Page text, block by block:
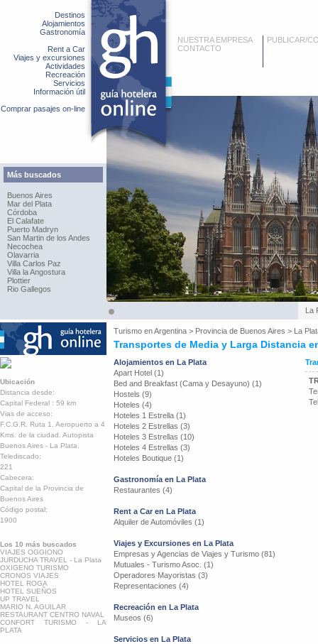
Destinos
Alojamientos
Gastronomía
Rent a Car
Viajes y excursiones
Actividades
Recreación
Servicios
Información útil
Comprar pasajes on-line
Más buscados
Buenos Aires
Mar del Plata
Córdoba
El Calafate
Puerto Madryn
San Martin de los Andes
Necochea
Olavarria
Villa Carlos Paz
Villa la Angostura
Plottier
Rio Gallegos
NUESTRA EMPRESA
CONTACTO
PUBLICAR/
La
Turismo enArgentina > Provincia de Buenos Aires > La
Transportes de Media y Larga Distancia
Ubicación
Distancia desde:
Capital Federal : 59 km
Vias de acceso:
F.C.G.R. Ruta 1. Aeropuerto a 4
Kms. de la ciudad. Autopista
Buenos Aires - La Plata.
Telediscado:
221
Cabecera:
Capital de la Provincia de
Buenos Aires
Código postal:
1900
Los 10 más buscados
VIAJES OGGIONO
JURDUCHA TRAVEL - La Plata
OXIGENO TURISMO
CRONOS VIAJES
HOTEL ROGA
HOTEL SUEÑOS
UP TRAVEL
MARIO N. AGUILAR
RESTAURANT CENTRO NAVAL
CONFORT TURISMO - LA
PLATA
Alojamientos en La Plata
Apart Hotel (1)
Bed and Breakfast (Cama y Desayuno) (1)
Hostels (9)
Hoteles (4)
Hoteles 1 Estrella (1)
Hoteles 2 Estrellas (3)
Hoteles 3 Estrellas (10)
Hoteles 4 Estrellas (3)
Hoteles Boutique (1)
Gastronomía en La Plata
Restaurantes (4)
Rent a Car en La Plata
Alquiler de Automóviles (1)
Viajes y Excursiones en La Plata
Empresas y Agencias de Viajes y Turismo (81)
Mutuales - Turismo Asoc. (1)
Operadores Mayoristas (3)
Representaciones (4)
Recreación en La Plata
Museos (6)
Servicios en La Plata